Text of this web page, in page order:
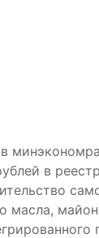
в
масла,